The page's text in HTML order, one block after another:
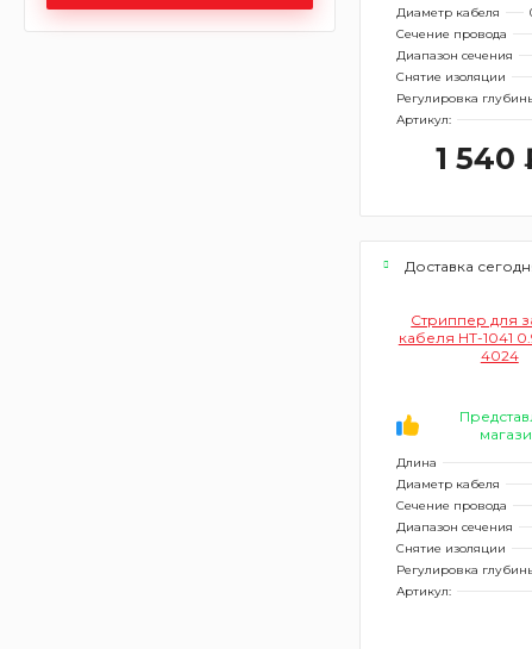
Диаметр кабеля
Сечение провода
Диапазон сечения
Снятие изоляции
Регулировка
Артикул:
1 540
Доставка
Стриппер для
кабеля HT-1041
4024
Длина
Диаметр кабеля
Сечение провода
Диапазон сечения
Снятие изоляции
Регулировка
Артикул: